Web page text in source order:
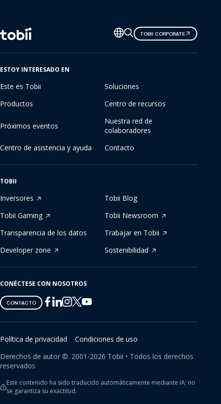
Cambiar
de
idioma
TOBII CORPORATE
ESTOY INTERESADO EN
Este es Tobii
Soluciones
Productos
Centro de recursos
Próximos eventos
Nuestra red de
colaboradores
Centro de asistencia y ayuda
Contacto
TOBII
Inversores
Tobii Blog
Tobii Gaming
Tobii Newsroom
Transparencia de los datos
Trabajar en Tobii
Developer zone
Sostenibilidad
CONÉCTESE CON NOSOTROS
CONTACTO
Tobii
on
Facebook
Tobii
on
Linkedin
Tobii
on
Instagram
Tobii
on
Twitter
Tobii
on
Youtube
Política de privacidad
Condiciones de uso
Derechos de autor ©. 2001-2026 Tobii • Todos los derechos
reservados
Este contenido ha sido traducido automáticamente mediante IA; no
se garantiza su exactitud.